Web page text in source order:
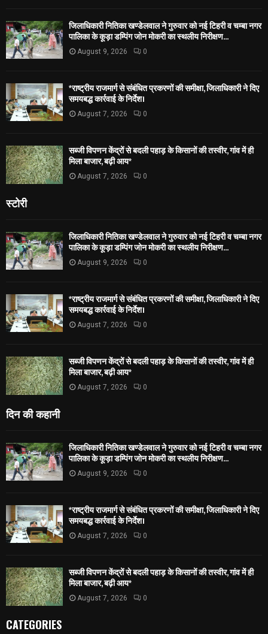
जिलाधिकारी नितिका खण्डेलवाल ने गुरुवार को नई टिहरी व चम्बा नगर
पालिका के कूड़ा डम्पिंग जोन मोकरी का स्थलीय निरीक्षण...
August 9, 2026 0
*राष्ट्रीय राजमार्ग से संबंधित प्रकरणों की समीक्षा, जिलाधिकारी ने दिए
समयबद्ध कार्रवाई के निर्देश।
August 7, 2026 0
सब्जी विपणन केंद्रों से बदली पहाड़ के किसानों की तस्वीर, गांव में ही
मिला बाजार, बढ़ी आय*
August 7, 2026 0
स्टोरी
जिलाधिकारी नितिका खण्डेलवाल ने गुरुवार को नई टिहरी व चम्बा नगर
पालिका के कूड़ा डम्पिंग जोन मोकरी का स्थलीय निरीक्षण...
August 9, 2026 0
*राष्ट्रीय राजमार्ग से संबंधित प्रकरणों की समीक्षा, जिलाधिकारी ने दिए
समयबद्ध कार्रवाई के निर्देश।
August 7, 2026 0
सब्जी विपणन केंद्रों से बदली पहाड़ के किसानों की तस्वीर, गांव में ही
मिला बाजार, बढ़ी आय*
August 7, 2026 0
दिन की कहानी
जिलाधिकारी नितिका खण्डेलवाल ने गुरुवार को नई टिहरी व चम्बा नगर
पालिका के कूड़ा डम्पिंग जोन मोकरी का स्थलीय निरीक्षण...
August 9, 2026 0
*राष्ट्रीय राजमार्ग से संबंधित प्रकरणों की समीक्षा, जिलाधिकारी ने दिए
समयबद्ध कार्रवाई के निर्देश।
August 7, 2026 0
सब्जी विपणन केंद्रों से बदली पहाड़ के किसानों की तस्वीर, गांव में ही
मिला बाजार, बढ़ी आय*
August 7, 2026 0
CATEGORIES